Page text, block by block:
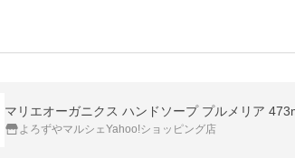
マリエオーガニクス ハンドソープ プルメリア
よろずやマルシェYahoo!ショッピング店